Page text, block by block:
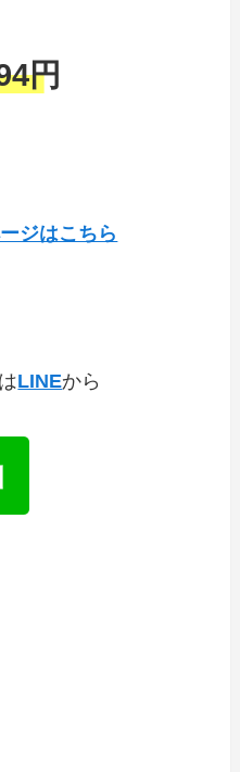
円
ジはこちら
LINEから